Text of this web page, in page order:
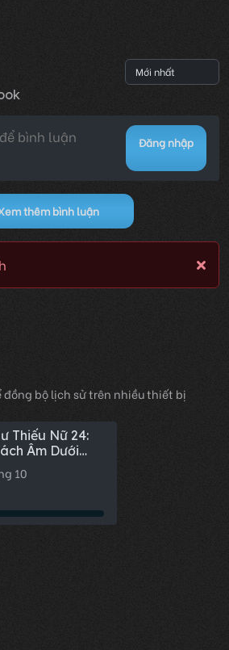
Đăng nhập
thêm bình luận
đồng bộ lịch sử trên nhiều thiết bị
Thiếu Nữ 24:
Âm Dưới
10